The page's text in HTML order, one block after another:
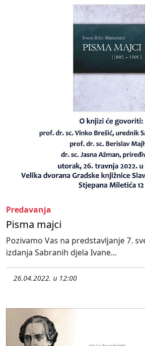
Predavanja
Pisma majci
Pozivamo Vas na predstavljanje 7.
izdanja Sabranih djela Ivane...
26.04.2022. u 12:00